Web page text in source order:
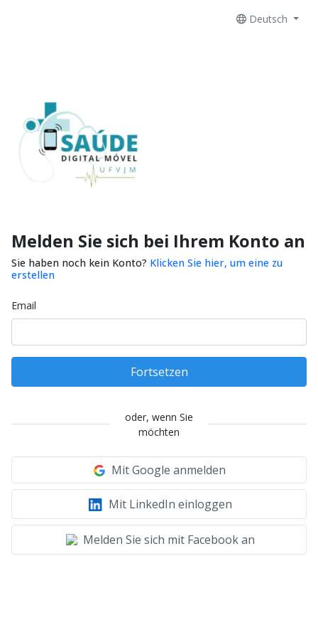
Deutsch
Melden Sie sich bei Ihrem Konto an
Sie haben noch kein Konto? Klicken Sie hier, um eine zu
erstellen
Email
Fortsetzen
oder, wenn Sie
möchten
Mit Google anmelden
Mit LinkedIn einloggen
Melden Sie sich mit Facebook an